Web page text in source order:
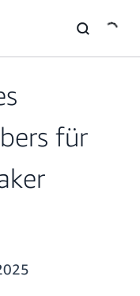
für